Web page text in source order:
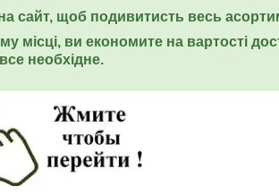
сайт, щоб подивитисть весь
місці, ви економите на вартості
необхідне.